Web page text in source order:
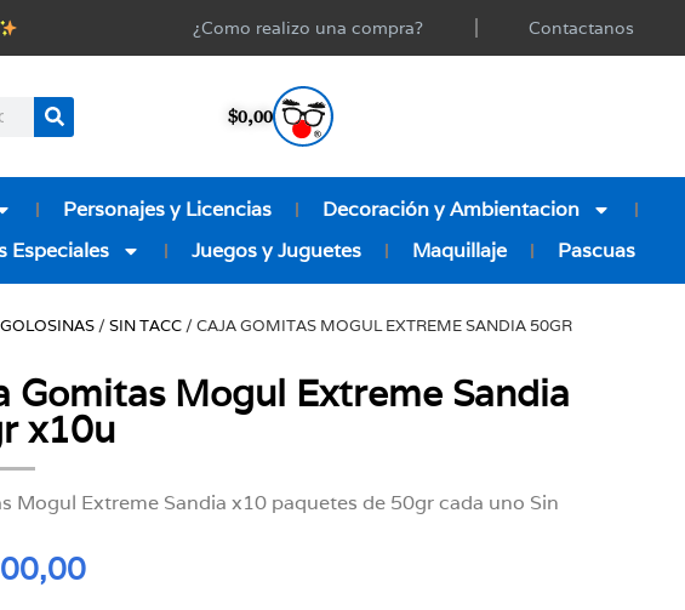
¿Como realizo una compra? Contactanos
$0,00
Personajes y Licencias
Decoración y Ambientacion
Especiales Juegos y Juguetes Maquillaje Pascuas
GOLOSINAS/SIN TACC/ CAJA GOMITAS MOGUL EXTREME SANDIA 50GR
Gomitas Mogul Extreme Sandia
x10u
Mogul Extreme Sandia x10 paquetes de 50gr cada uno Sin